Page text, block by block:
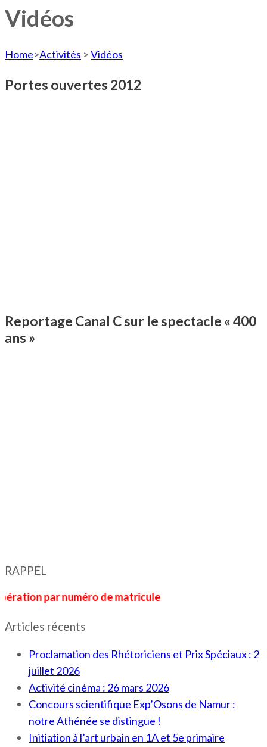
Vidéos
Home>Activités >Vidéos
Portes ouvertes 2012
Reportage Canal C sur le spectacle « 400
ans »
RAPPEL
numéro de matricule
Articles récents
Proclamation des Rhétoriciens et Prix Spéciaux : 2
juillet 2026
Activité cinéma : 26 mars 2026
Concours scientifique Exp’Osons de Namur :
notre Athénée se distingue !
Initiation à l’art urbain en 1A et 5e primaire